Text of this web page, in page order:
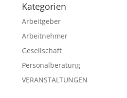
Kategorien
Arbeitgeber
Arbeitnehmer
Gesellschaft
Personalberatung
VERANSTALTUNGEN